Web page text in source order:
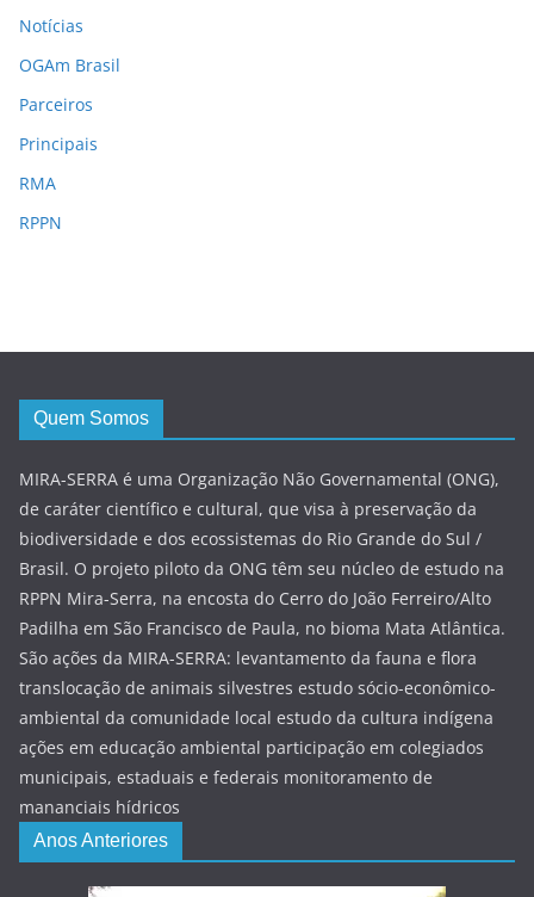
Notícias
OGAm Brasil
Parceiros
Principais
RMA
RPPN
Quem Somos
MIRA-SERRA é uma Organização Não Governamental (ONG),
de caráter científico e cultural, que visa à preservação da
biodiversidade e dos ecossistemas do Rio Grande do Sul /
Brasil. O projeto piloto da ONG têm seu núcleo de estudo na
RPPN Mira-Serra, na encosta do Cerro do João Ferreiro/Alto
Padilha em São Francisco de Paula, no bioma Mata Atlântica.
São ações da MIRA-SERRA: levantamento da fauna e flora
translocação de animais silvestres estudo sócio-econômico-
ambiental da comunidade local estudo da cultura indígena
ações em educação ambiental participação em colegiados
municipais, estaduais e federais monitoramento de
mananciais hídricos
Anos Anteriores